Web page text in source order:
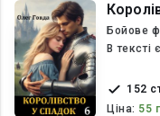
Бойове
В текcті
Ціна: 55